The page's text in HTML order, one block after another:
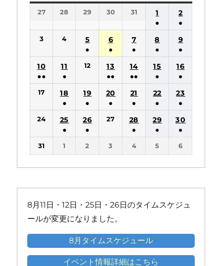
曜
日
曜
日
曜
日
曜
日
曜
曜
曜
27 28 29 30 31
1
●
(1
件
の
イ
ベ
ン
ト)
2
●
(1
件
の
イ
ベ
ン
ト)
3 4
5
●
(1
の
イ
ベ
ン
ト)
6
●
(1
件
の
イ
ベ
ン
7
●
(1
件
の
イ
ベ
ン
ト)
8
●
(1
件
の
イ
ベ
ン
ト)
9
●
(1
件
の
イ
ベ
ン
ト)
10
●●
(2
の
イ
ン
ト)
11
●
(1
件
の
イ
ベ
ン
ト)
12
13
●●
(2
件
の
イ
ン
ト)
14
●●
(2
件
の
イ
ベ
ン
ト)
15
●
(1
件
の
イ
ベ
ン
ト)
16
●
(1
件
の
イ
ベ
ン
ト)
17
18
●
(1
件
イ
ン
19
●
(1
件
イ
ン
20
●
(1
イ
ン
21
●
(1
件
イ
ン
22
●
(1
件
イ
ン
23
●
(1
件
イ
ン
24
25
●
ト)
26
●
ト)
27
28
●
ト)
29
●
ト)
30
●
ト)
31 1 2 3 4 5 6
8月11日・12日・25日・26日のタイムスケジュ
ールが変更になりました。
8月タイムスケジュール
イベント情報詳細はこちら